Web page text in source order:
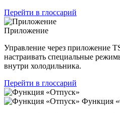
Перейти в глоссарий
Приложение
Управление через приложение
настраивать специальные
внутри холодильника.
Перейти в глоссарий
Функция